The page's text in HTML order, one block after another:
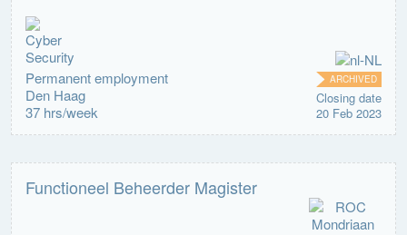
Permanent employment
Den Haag
37 hrs/week
ARCHIVED
Closing date
20 Feb 2023
Functioneel Beheerder Magister